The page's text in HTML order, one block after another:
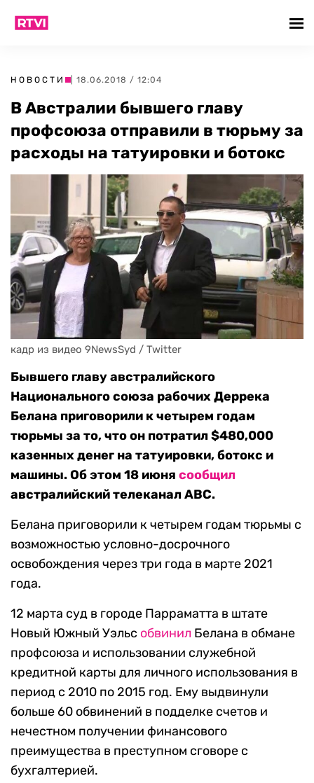
НОВОСТИ | 18.06.2018 / 12:04
В Австралии бывшего главу
профсоюза отправили в тюрьму за
расходы на татуировки и ботокс
кадр из видео 9NewsSyd / Twitter
Бывшего главу австралийского
Национального союза рабочих Деррека
Белана приговорили к четырем годам
тюрьмы за то, что он потратил $480,000
казенных денег на татуировки, ботокс и
машины. Об этом 18 июня сообщил
австралийский телеканал ABC.
Белана приговорили к четырем годам тюрьмы с
возможностью уcловно-досрочного
освобождения через три года в марте 2021
года.
12 марта суд в городе Парраматта в штате
Новый Южный Уэльс обвинил Белана в обмане
профсоюза и использовании служебной
кредитной карты для личного использования в
период с 2010 по 2015 год. Ему выдвинули
больше 60 обвинений в подделке счетов и
нечестном получении финансового
преимущества в преступном сговоре с
бухгалтерией.